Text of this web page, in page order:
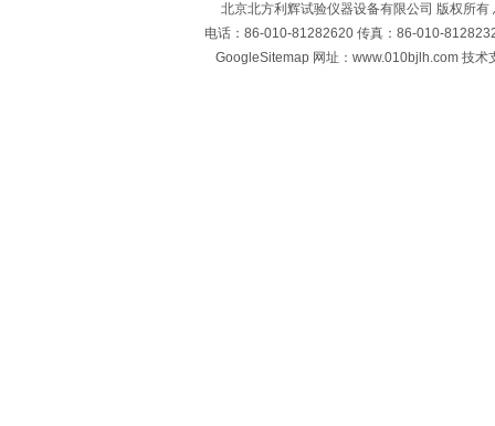
北京北方利辉试验仪器设备有限公司 版权所有
电话：86-010-81282620 传真：86-010-
GoogleSitemap 网址：www.010bjlh.com 技